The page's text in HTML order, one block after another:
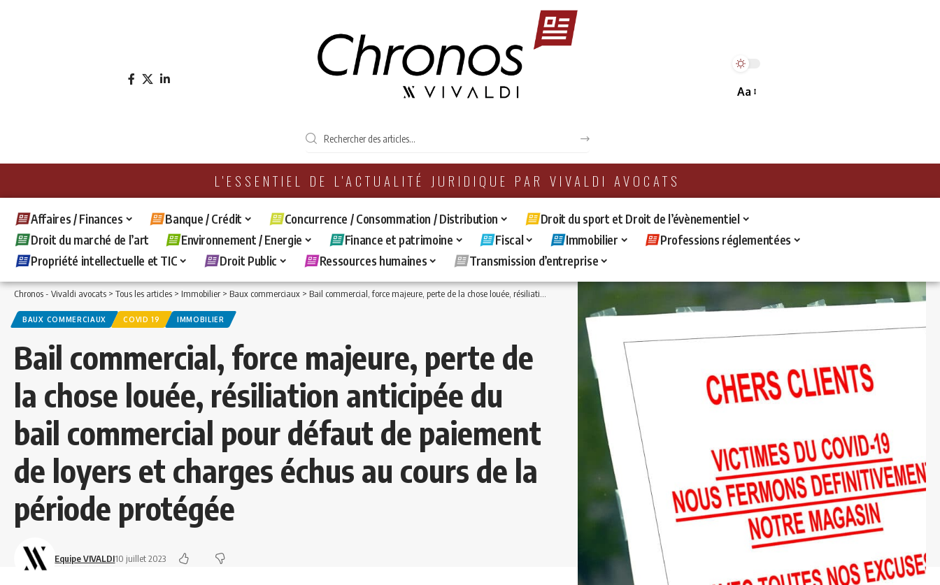
Aa
L'ESSENTIEL DE L'ACTUALITÉ JURIDIQUE PAR VIVALDI AVOCATS
Affaires / Finances Banque / Crédit Concurrence / Consommation / Distribution
Droit du sport et Droit de l’évènementiel
Droit du marché de l’art
Environnement / Energie Finance et patrimoine Fiscal Immobilier
Professions réglementées
Propriété intellectuelle et TIC
Droit Public Ressources humaines Transmission d’entreprise
Chronos - Vivaldi avocats > Tous les articles > Immobilier > Baux commerciaux > Bail commercial, force majeure, perte de la chose louée, résiliation anticipée du bail commercial pour défaut de paiement de loyers et charges échus au cours de la période protégée
BAUX COMMERCIAUX COVID 19 IMMOBILIER
Bail commercial, force majeure, perte de
la chose louée, résiliation anticipée du
bail commercial pour défaut de paiement
de loyers et charges échus au cours de la
période protégée
Equipe VIVALDI10 juillet 2023